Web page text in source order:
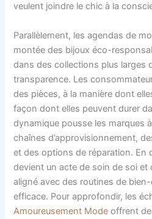
veulent joindre le chic à la
Parallèlement, les agendas de
montée des bijoux éco-
dans des collections plus larges
transparence. Les
des pièces, à la manière dont
façon dont elles peuvent durer
dynamique pousse les marques
chaînes d’approvisionnement,
et des options de réparation. En
devient un acte de soin de soi et
aligné avec des routines de
efficace. Pour approfondir, les
Amoureusement Mode offrent